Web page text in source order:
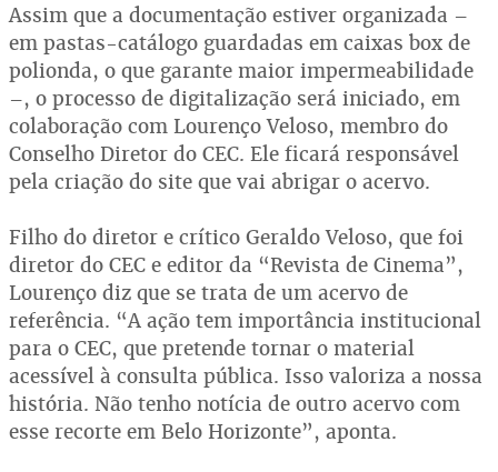
Assim que a documentação estiver organizada –
em pastas-catálogo guardadas em caixas box de
polionda, o que garante maior impermeabilidade
–, o processo de digitalização será iniciado, em
colaboração com Lourenço Veloso, membro do
Conselho Diretor do CEC. Ele ficará responsável
pela criação do site que vai abrigar o acervo.
Filho do diretor e crítico Geraldo Veloso, que foi
diretor do CEC e editor da “Revista de Cinema”,
Lourenço diz que se trata de um acervo de
referência. “A ação tem importância institucional
para o CEC, que pretende tornar o material
acessível à consulta pública. Isso valoriza a nossa
história. Não tenho notícia de outro acervo com
esse recorte em Belo Horizonte”, aponta.